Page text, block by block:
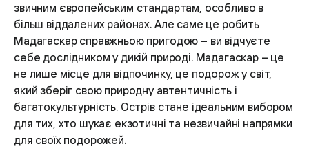
звичним європейським стандартам, особливо в
більш віддалених районах. Але саме це робить
Мадагаскар справжньою пригодою – ви відчуєте
себе дослідником у дикій природі. Мадагаскар – це
не лише місце для відпочинку, це подорож у світ,
який зберіг свою природну автентичність і
багатокультурність. Острів стане ідеальним вибором
для тих, хто шукає екзотичні та незвичайні напрямки
для своїх подорожей.